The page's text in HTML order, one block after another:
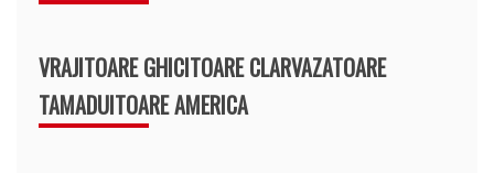
VRAJITOARE GHICITOARE CLARVAZATOARE
TAMADUITOARE AMERICA